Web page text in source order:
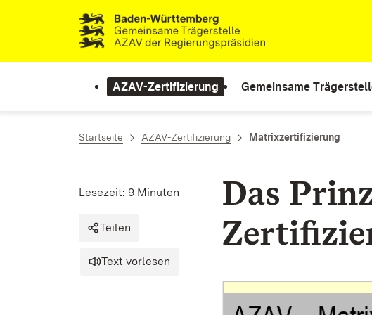
Zum Inhalt springen
Link zur Startseite
AZAV-Zertifizierung Gemeinsame
Startseite AZAV-Zertifizierung Matrixzertifizierung
Das
Lesezeit: 9 Minuten
Teilen
Text vorlesen